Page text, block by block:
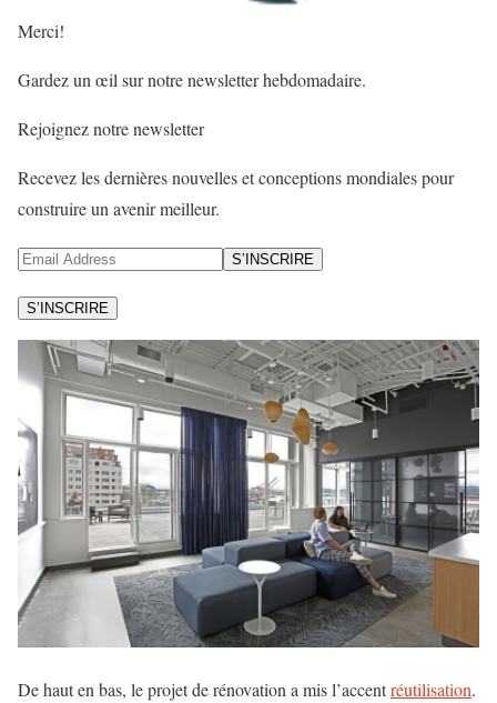
Merci!
Gardez un œil sur notre newsletter hebdomadaire.
Rejoignez notre newsletter
Recevez les dernières nouvelles et conceptions mondiales pour
construire un avenir meilleur.
S’INSCRIRE
S’INSCRIRE
De haut en bas, le projet de rénovation a mis l’accentréutilisation.